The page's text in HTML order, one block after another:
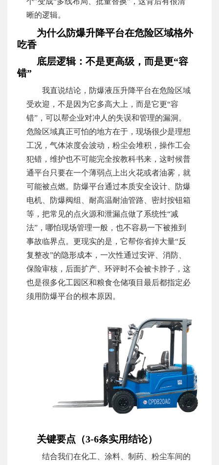
晰的逻辑。
为什么防爆升降平台在危险区域格外
吃香
底层逻辑：不是更高级，而是更“容
错”
我直说结论，防爆液压升降平台在危险区域
受欢迎，不是因为它多高大上，而是它更“容
错”，可以帮企业对冲人的失误和管理的漏洞。
危险区域真正可怕的地方在于，现场很少是理想
工况，气体浓度会波动，粉尘会堆积，操作工会
犯错，维护也不可能完全按教科书来，这时候普
通平台只要在一个薄弱点上出火花或者油雾，就
可能被点燃。防爆平台通过本质安全设计、防爆
电机、防爆阀组、耐高温耐油管路、密封按钮箱
等，把常见的点火源和泄漏点做了系统性“减
法”，哪怕现场管理一般，也不容易一下被推到
事故临界点。更现实的是，它帮你省掉大量“反
复整改”的隐形成本，一次性通过安评、消防、
保险审核，后面扩产、环评时不会被卡脖子，这
也是很多化工园区和粮食仓储项目最后都指定必
须用防爆平台的根本原因。
关键要点（3-6条实用结论）
结合我们在化工、涂料、制药、粉尘车间的